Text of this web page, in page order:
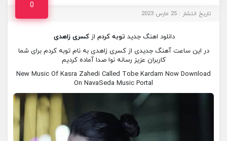
0
تاریخ انتشار : 25 مارس 2023
دانلود اهنگ جدید توبه کردم ازکسری زاهدی
در این ساعت آهنگ جدیدی از کسری زاهدی به نام توبه کردم برای شما
کاربران عزیز رسانه نوا صدا آماده کردیم
New Music Of Kasra Zahedi Called Tobe Kardam Now Download
On NavaSeda Music Portal